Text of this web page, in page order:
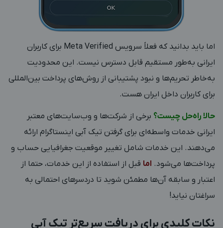
اما باید بدانید که فعلاً سرویس Meta Verified برای کاربران
ایرانی به‌طور مستقیم قابل دسترس نیست. این محدودیت
به‌خاطر تحریم‌ها و نبود پشتیبانی از روش‌های پرداخت بین‌المللی
برای کاربران داخل ایران هست.
حالا راه‌حل چیست؟ برخی از شرکت‌ها و وب‌سایت‌های معتبر
ایرانی خدمات واسطه‌ای برای گرفتن تیک آبی اینستاگرام ارائه
می‌دهند. این خدمات شامل تغییر موقعیت جغرافیایی حساب و
پرداخت‌ها می‌شود. اما قبل از استفاده از این خدمات، حتما از
اعتبار و سابقه آن‌ها مطمئن شوید تا دردسرهای احتمالی به
سراغتان نیاید!
نکات کلیدی برای دریافت سریع‌تر تیک آبی